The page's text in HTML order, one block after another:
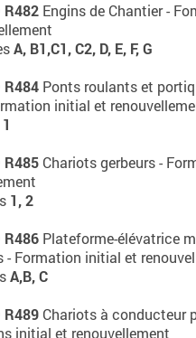
R482 Engins de Chantier -
A, B1,C1, C2, D, E, F, G
R484 Ponts roulants et
initial et
1
R485 Chariots gerbeurs -
1, 2
R486 Plateforme-élévatrice
- Formation initial et
A,B, C
R489 Chariots à conducteur
initial et renouvellement